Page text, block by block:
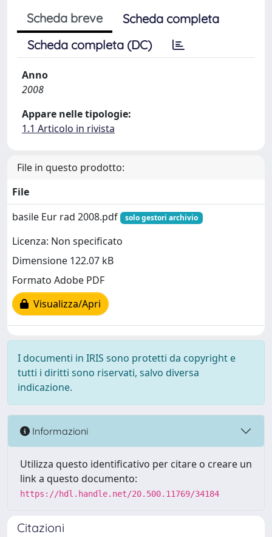
Scheda breve
Scheda completa
Scheda completa (DC)
Anno
2008
Appare nelle tipologie:
1.1 Articolo in rivista
File in questo prodotto:
File
basile Eur rad 2008.pdf
solo gestori archivio
Licenza: Non specificato
Dimensione 122.07 kB
Formato Adobe PDF
Visualizza/Apri
I documenti in IRIS sono protetti da copyright e
tutti i diritti sono riservati, salvo diversa
indicazione.
Informazioni
Utilizza questo identificativo per citare o creare un
link a questo documento:
https://hdl.handle.net/20.500.11769/34184
Citazioni